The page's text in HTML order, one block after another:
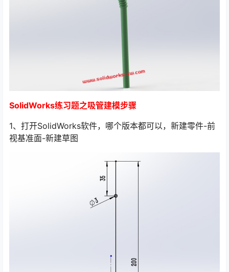
SolidWorks练习题之吸管建模步骤
1、打开SolidWorks软件，哪个版本都可以，新建零件-前
视基准面-新建草图